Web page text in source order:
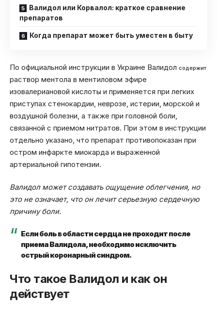
Валидол или Корвалол: краткое сравнение
препаратов
Когда препарат может быть уместен в быту
По официальной инструкции в Украине Валидол содержит
раствор ментола в ментиловом эфире
изовалериановой кислоты и применяется при легких
приступах стенокардии, неврозе, истерии, морской и
воздушной болезни, а также при головной боли,
связанной с приемом нитратов. При этом в инструкции
отдельно указано, что препарат противопоказан при
остром инфаркте миокарда и выраженной
артериальной гипотензии.
Валидол может создавать ощущение облегчения, но
это не означает, что он лечит серьезную сердечную
причину боли.
Если боль в области сердца не проходит после
приема Валидола, необходимо исключить
острый коронарный синдром.
Что такое Валидол и как он
действует